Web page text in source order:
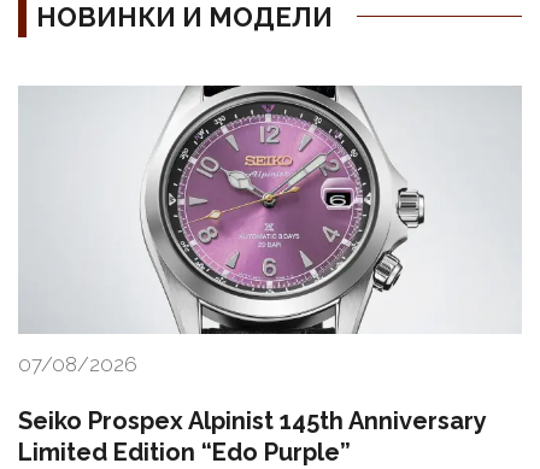
НОВИНКИ И МОДЕЛИ
Материалы
07/08/2026
Seiko Prospex Alpinist 145th Anniversary
Limited Edition “Edo Purple”